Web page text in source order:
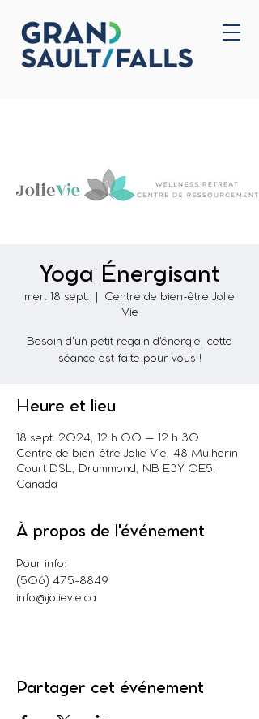
Accueil
Yoga Énergisant
mer. 18 sept.
Centre de bien-être Jolie
Vie
Besoin d'un petit regain d'énergie, cette
séance est faite pour vous !
Heure et lieu
18 sept. 2024, 12 h 00 – 12 h 30
Centre de bien-être Jolie Vie, 48 Mulherin
Court DSL, Drummond, NB E3Y 0E5,
Canada
À propos de l'événement
Pour info:
(506) 475-8849
info@jolievie.ca
Partager cet événement